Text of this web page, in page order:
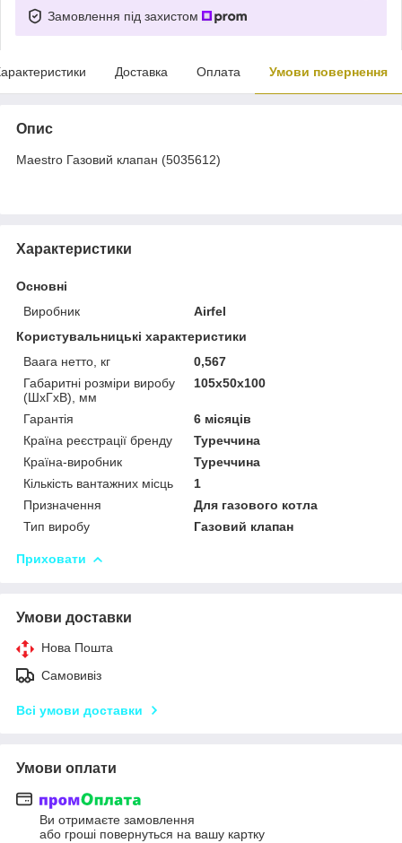
Замовлення під захистом
Доставка Оплата Умови повернення
Опис
Maestro Газовий клапан (5035612)
Характеристики
Основні
Виробник
Airfel
Користувальницькі характеристики
Ваага нетто, кг
0,567
Габаритні розміри виробу
(ШхГхВ), мм
105х50х100
Гарантія
6 місяців
Країна реєстрації бренду
Туреччина
Країна-виробник
Туреччина
Кількість вантажних місць
1
Призначення
Для газового котла
Тип виробу
Газовий клапан
Приховати
Умови доставки
Нова Пошта
Самовивіз
Всі умови доставки
Умови оплати
Ви отримаєте замовлення
або гроші повернуться на вашу картку